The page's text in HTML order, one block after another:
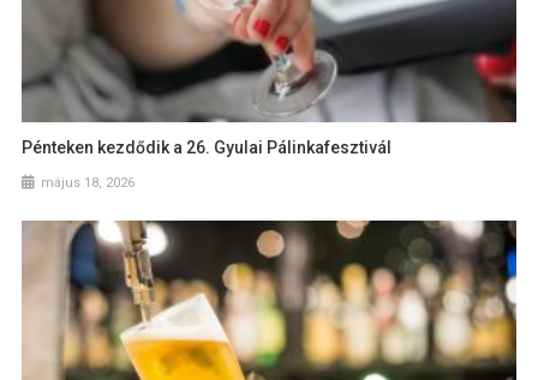
Pénteken kezdődik a 26. Gyulai Pálinkafesztivál
május 18, 2026